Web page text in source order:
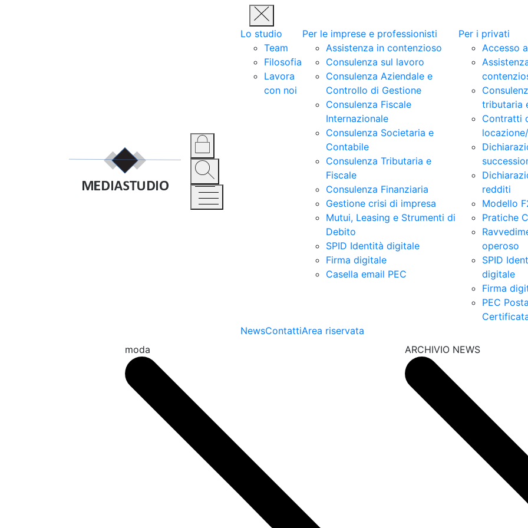
Lo studio
Team
Filosofia
Lavora
con noi
Per le imprese e professionisti
Assistenza in contenzioso
Consulenza sul lavoro
Consulenza Aziendale e
Controllo di Gestione
Consulenza Fiscale
Internazionale
Consulenza Societaria e
Contabile
Consulenza Tributaria e
Fiscale
Consulenza Finanziaria
Gestione crisi di impresa
Mutui, Leasing e Strumenti di
Debito
SPID Identità digitale
Firma digitale
Casella email PEC
Per i privati
Accesso
tributaria
Contratti
redditi
Modello
Pratiche
operoso
SPID
digitale
Firma
PEC Posta
NewsContattiArea riservata
moda ARCHIVIO NEWS